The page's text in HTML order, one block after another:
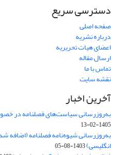
دسترسی سریع
صفحه اصلی
درباره نشریه
اعضای هیات تحریریه
ارسال مقاله
تماس با ما
نقشه سایت
آخرین اخبار
به‌روزرسانی سیاست‌های فصلنامه در
1405-02-13
به‌روزرسانی شیوه‌نامه فصلنامه
انگلیسی)1403-08-05